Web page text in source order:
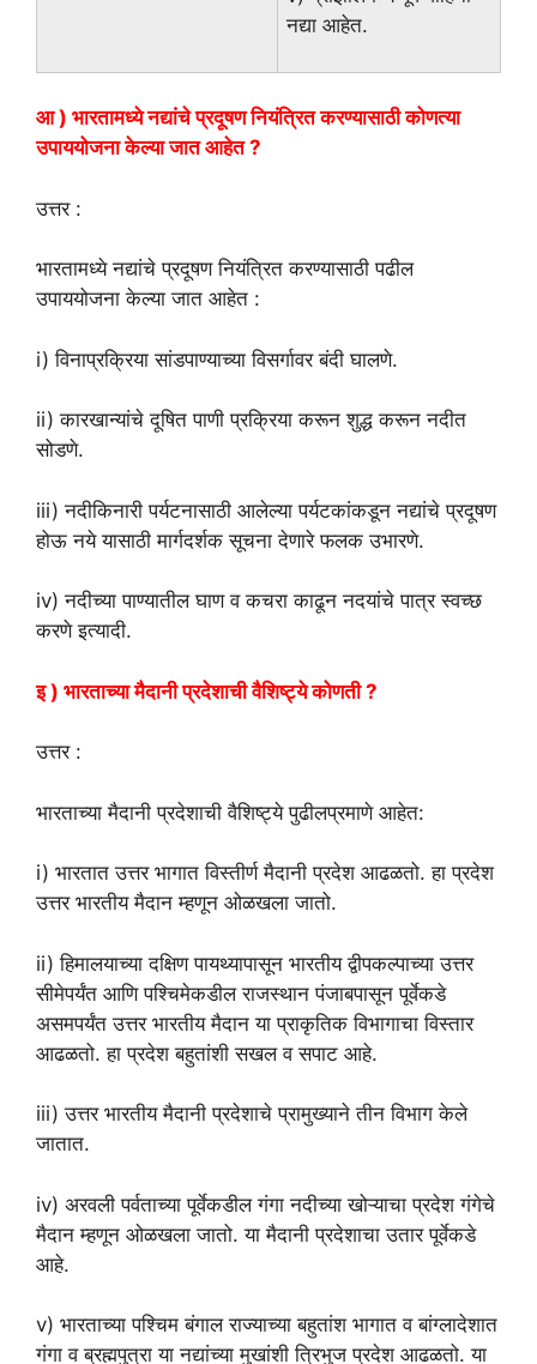
नद्या आहेत.
आ ) भारतामध्ये नद्यांचे प्रदूषण नियंत्रित करण्यासाठी कोणत्या
उपाययोजना केल्या जात आहेत ?
उत्तर :
भारतामध्ये नद्यांचे प्रदूषण नियंत्रित करण्यासाठी पढील
उपाययोजना केल्या जात आहेत :
i) विनाप्रक्रिया सांडपाण्याच्या विसर्गावर बंदी घालणे.
ii) कारखान्यांचे दूषित पाणी प्रक्रिया करून शुद्ध करून नदीत
सोडणे.
iii) नदीकिनारी पर्यटनासाठी आलेल्या पर्यटकांकडून नद्यांचे प्रदूषण
होऊ नये यासाठी मार्गदर्शक सूचना देणारे फलक उभारणे.
iv) नदीच्या पाण्यातील घाण व कचरा काढून नदयांचे पात्र स्वच्छ
करणे इत्यादी.
इ ) भारताच्या मैदानी प्रदेशाची वैशिष्ट्ये कोणती ?
उत्तर :
भारताच्या मैदानी प्रदेशाची वैशिष्ट्ये पुढीलप्रमाणे आहेत:
i) भारतात उत्तर भागात विस्तीर्ण मैदानी प्रदेश आढळतो. हा प्रदेश
उत्तर भारतीय मैदान म्हणून ओळखला जातो.
ii) हिमालयाच्या दक्षिण पायथ्यापासून भारतीय द्वीपकल्पाच्या उत्तर
सीमेपर्यंत आणि पश्चिमेकडील राजस्थान पंजाबपासून पूर्वेकडे
असमपर्यंत उत्तर भारतीय मैदान या प्राकृतिक विभागाचा विस्तार
आढळतो. हा प्रदेश बहुतांशी सखल व सपाट आहे.
iii) उत्तर भारतीय मैदानी प्रदेशाचे प्रामुख्याने तीन विभाग केले
जातात.
iv) अरवली पर्वताच्या पूर्वेकडील गंगा नदीच्या खोऱ्याचा प्रदेश गंगेचे
मैदान म्हणून ओळखला जातो. या मैदानी प्रदेशाचा उतार पूर्वेकडे
आहे.
v) भारताच्या पश्चिम बंगाल राज्याच्या बहुतांश भागात व बांग्लादेशात
गंगा व ब्रह्मपुत्रा या नद्यांच्या मुखांशी त्रिभुज प्रदेश आढळतो. या